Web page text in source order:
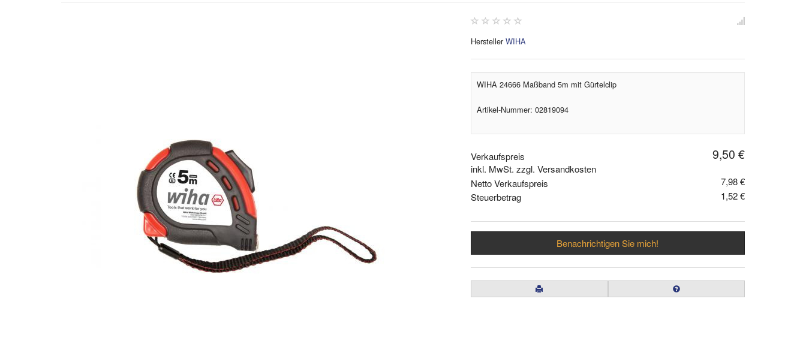
Hersteller WIHA
WIHA 24666 Maßband 5m mit Gürtelclip
Artikel-Nummer: 02819094
Verkaufspreis 9,50 €
inkl. MwSt. zzgl. Versandkosten
Netto Verkaufspreis
7,98 €
Steuerbetrag
1,52 €
Benachrichtigen Sie mich!